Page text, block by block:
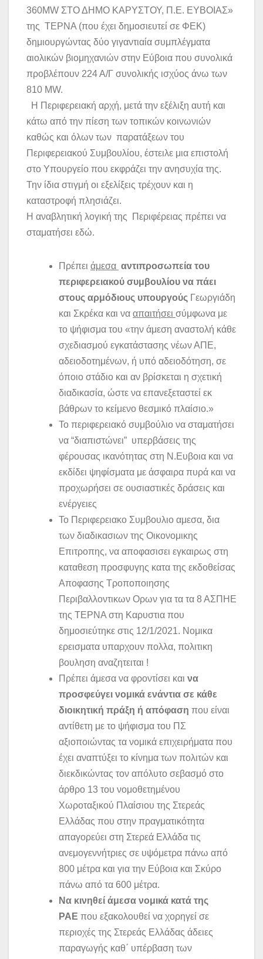
360MW ΣΤΟ ΔΗΜΟ ΚΑΡΥΣΤΟΥ, Π.Ε. ΕΥΒΟΙΑΣ»
της ΤΕΡΝΑ (που έχει δημοσιευτεί σε ΦΕΚ)
δημιουργώντας δύο γιγαντιαία συμπλέγματα
αιολικών βιομηχανιών στην Εύβοια που συνολικά
προβλέπουν 224 Α/Γ συνολικής ισχύος άνω των
810 MW.
Η Περιφερειακή αρχή, μετά την εξέλιξη αυτή και
κάτω από την πίεση των τοπικών κοινωνιών
καθώς και όλων των παρατάξεων του
Περιφερειακού Συμβουλίου, έστειλε μια επιστολή
στο Υπουργείο που εκφράζει την ανησυχία της.
Την ίδια στιγμή οι εξελίξεις τρέχουν και η
καταστροφή πλησιάζει.
Η αναβλητική λογική της Περιφέρειας πρέπει να
σταματήσει εδώ.
Πρέπει άμεσα αντιπροσωπεία του
περιφερειακού συμβουλίου να πάει
στους αρμόδιους υπουργούς Γεωργιάδη
και Σκρέκα και να απαιτήσει σύμφωνα με
το ψήφισμα του «την άμεση αναστολή κάθε
σχεδιασμού εγκατάστασης νέων ΑΠΕ,
αδειοδοτημένων, ή υπό αδειοδότηση, σε
όποιο στάδιο και αν βρίσκεται η σχετική
διαδικασία, ώστε να επανεξεταστεί εκ
βάθρων το κείμενο θεσμικό πλαίσιο.»
Το περιφερειακό συμβούλιο να σταματήσει
να “διαπιστώνει” υπερβάσεις της
φέρουσας ικανότητας στη Ν.Ευβοια και να
εκδίδει ψηφίσματα με άσφαιρα πυρά και να
προχωρήσει σε ουσιαστικές δράσεις και
ενέργειες
Το Περιφερειακο Συμβουλιο αμεσα, δια
των διαδικασιων της Οικονομικης
Επιτροπης, να αποφασισει εγκαιρως στη
καταθεση προσφυγης κατα της εκδοθείσας
Αποφασης Τροποποιησης
Περιβαλλοντικων Ορων για τα τα 8 ΑΣΠΗΕ
της ΤΕΡΝΑ στη Καρυστια που
δημοσιεύτηκε στις 12/1/2021. Νομικα
ερεισματα υπαρχουν πολλα, πολιτικη
βουληση αναζητειται !
Πρέπει άμεσα να φροντίσει και να
προσφεύγει νομικά ενάντια σε κάθε
διοικητική πράξη ή απόφαση που είναι
αντίθετη με το ψήφισμα του ΠΣ
αξιοποιώντας τα νομικά επιχειρήματα που
έχει αναπτύξει το κίνημα των πολιτών και
διεκδικώντας τον απόλυτο σεβασμό στο
άρθρο 13 του νομοθετημένου
Χωροταξικού Πλαίσιου της Στερεάς
Ελλάδας που στην πραγματικότητα
απαγορεύει στη Στερεά Ελλάδα τις
ανεμογεννήτριες σε υψόμετρα πάνω από
800 μέτρα και για την Εύβοια και Σκύρο
πάνω από τα 600 μέτρα.
Να κινηθεί άμεσα νομικά κατά της
ΡΑΕ που εξακολουθεί να χορηγεί σε
περιοχές της Στερεάς Ελλάδας άδειες
παραγωγής καθ΄ υπέρβαση των